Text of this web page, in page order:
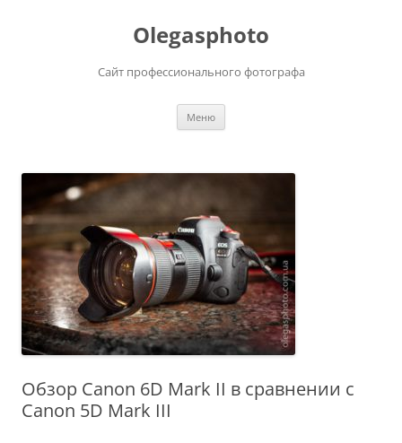
Olegasphoto
Сайт профессионального фотографа
Меню
Обзор Canon 6D Mark II в сравнении с
Canon 5D Mark III